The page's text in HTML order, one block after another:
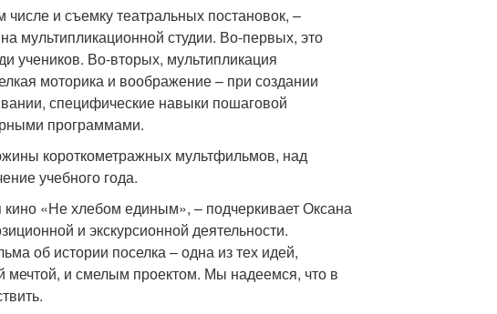
и съемку театральных постановок, –
мультипликационной студии. Во-первых, это
учеников. Во-вторых, мультипликация
моторика и воображение – при создании
специфические навыки пошаговой
программами.
короткометражных мультфильмов, над
учебного года.
«Не хлебом единым», – подчеркивает Оксана
и экскурсионной деятельности.
об истории поселка – одна из тех идей,
мечтой, и смелым проектом. Мы надеемся, что в